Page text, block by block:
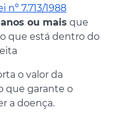
nº 7.713/1988
ou mais que
que está dentro do
o valor da
que garante o
a doença.